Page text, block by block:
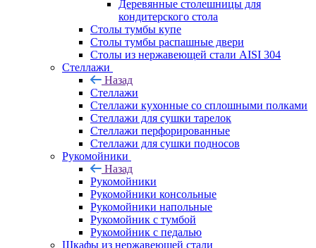
Деревянные столешницы для
кондитерского стола
Столы тумбы купе
Столы тумбы распашные двери
Столы из нержавеющей стали AISI 304
Стеллажи
Назад
Стеллажи
Стеллажи кухонные со сплошными полками
Стеллажи для сушки тарелок
Стеллажи перфорированные
Стеллажи для сушки подносов
Рукомойники
Назад
Рукомойники
Рукомойники консольные
Рукомойники напольные
Рукомойник с тумбой
Рукомойник с педалью
Шкафы из нержавеющей стали